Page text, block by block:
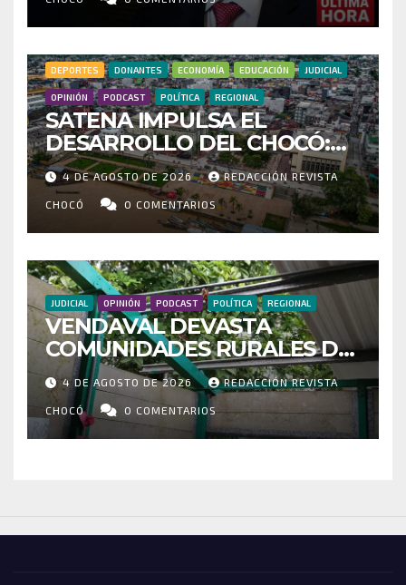
HOSPITAL DE ACANDÍ
DEPORTES DONANTES ECONOMÍA EDUCACIÓN JUDICIAL
OPINIÓN PODCAST POLÍTICA REGIONAL
SATENA IMPULSA EL
DESARROLLO DEL CHOCÓ:
MÁS DE 35 MIL PASAJEROS
MOVILIZADOS Y NUEVAS
RUTAS FORTALECEN LA
CONECTIVIDAD
4 DE AGOSTO DE 2026 REDACCIÓN REVISTA
CHOCÓ 0 COMENTARIOS
JUDICIAL OPINIÓN PODCAST POLÍTICA REGIONAL
VENDAVAL DEVASTA
COMUNIDADES RURALES DE
RIOSUCIO: ESCUELAS,
VIVIENDAS Y CEMENTERIO
ENTRE LOS AFECTADOS
4 DE AGOSTO DE 2026 REDACCIÓN REVISTA
CHOCÓ 0 COMENTARIOS